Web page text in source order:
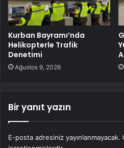
Kurban Bayramı’nda
Helikopterle Trafik
Denetimi
Ağustos 9, 2026
Bir yanıt yazın
E-posta adresiniz yayınlanmayacak.